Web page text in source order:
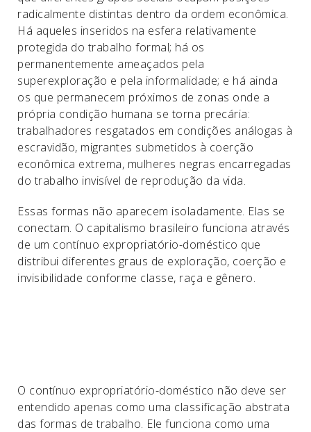
radicalmente distintas dentro da ordem econômica.
Há aqueles inseridos na esfera relativamente
protegida do trabalho formal; há os
permanentemente ameaçados pela
superexploração e pela informalidade; e há ainda
os que permanecem próximos de zonas onde a
própria condição humana se torna precária:
trabalhadores resgatados em condições análogas à
escravidão, migrantes submetidos à coerção
econômica extrema, mulheres negras encarregadas
do trabalho invisível de reprodução da vida.
Essas formas não aparecem isoladamente. Elas se
conectam. O capitalismo brasileiro funciona através
de um contínuo expropriatório-doméstico que
distribui diferentes graus de exploração, coerção e
invisibilidade conforme classe, raça e gênero.
O contínuo expropriatório-doméstico não deve ser
entendido apenas como uma classificação abstrata
das formas de trabalho. Ele funciona como uma